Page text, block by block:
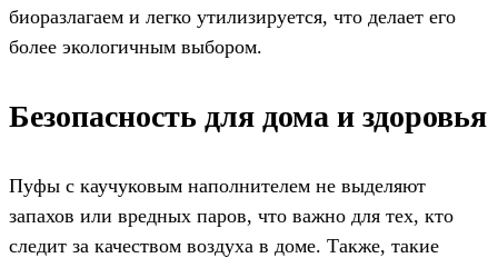
биоразлагаем и легко утилизируется, что делает его
более экологичным выбором.
Безопасность для дома и здоровья
Пуфы с каучуковым наполнителем не выделяют
запахов или вредных паров, что важно для тех, кто
следит за качеством воздуха в доме. Также, такие